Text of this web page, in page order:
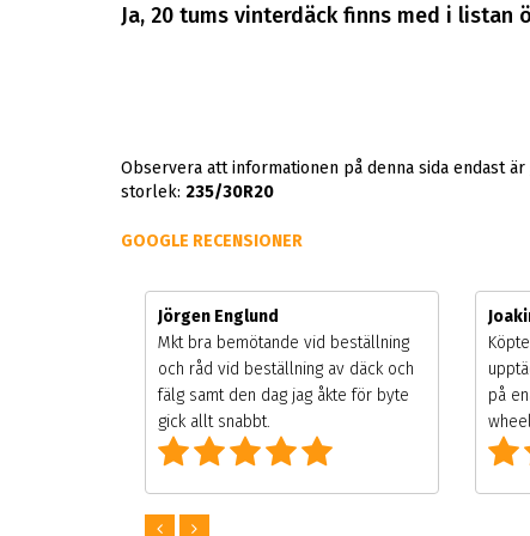
Ja, 20 tums vinterdäck finns med i listan
Observera att informationen på denna sida endast
storlek: 235/30R20
GOOGLE RECENSIONER
Jörgen Englund
Mkt bra bemötande vid beställning
och råd vid beställning av däck och
fälg samt den dag jag åkte för byte
gick allt snabbt.
på